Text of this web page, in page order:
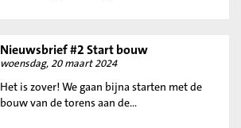
Nieuwsbrief #2 Start bouw
woensdag, 20 maart 2024
Het is zover! We gaan bijna starten met de
bouw van de torens aan de...